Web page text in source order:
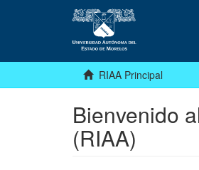
RIAA Principal
Bienvenido
(RIAA)